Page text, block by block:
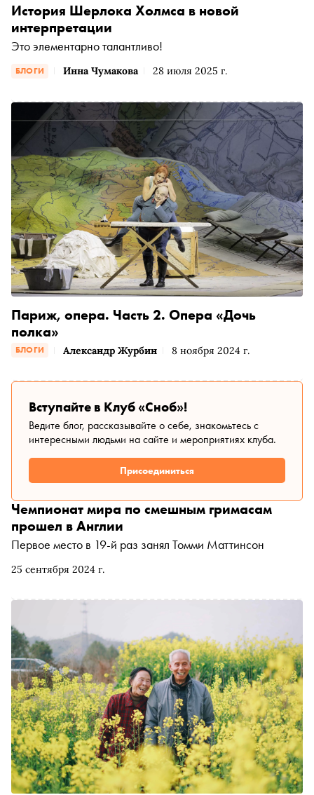
БЛОГИ Инна Чумакова 28 июля 2025 г.
История Шерлока Холмса в новой
интерпретации
Это элементарно талантливо!
БЛОГИ Александр Журбин 8 ноября 2024 г.
Париж, опера. Часть 2. Опера «Дочь
полка»
Вступайте в Клуб «Сноб»!
Ведите блог, рассказывайте о себе, знакомьтесь с
интересными людьми на сайте и мероприятиях клуба.
Присоединиться
25 сентября 2024 г.
Чемпионат мира по смешным гримасам
прошел в Англии
Первое место в 19-й раз занял Томми Маттинсон